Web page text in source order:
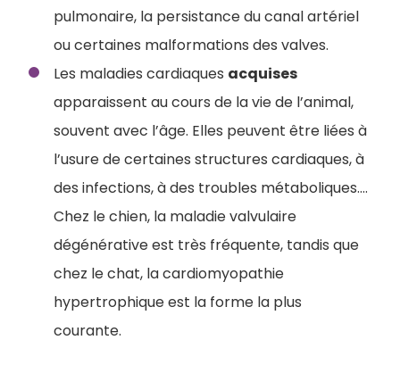
pulmonaire, la persistance du canal artériel
ou certaines malformations des valves.
Les maladies cardiaques acquises
apparaissent au cours de la vie de l’animal,
souvent avec l’âge. Elles peuvent être liées à
l’usure de certaines structures cardiaques, à
des infections, à des troubles métaboliques....
Chez le chien, la maladie valvulaire
dégénérative est très fréquente, tandis que
chez le chat, la cardiomyopathie
hypertrophique est la forme la plus
courante.